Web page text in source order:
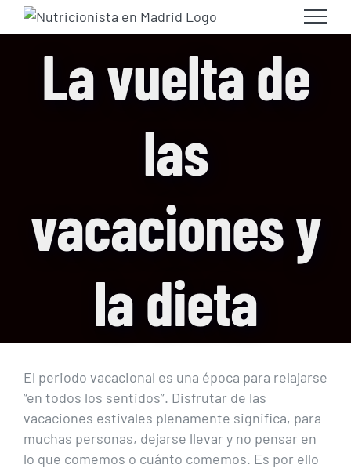
Skip
to
La vuelta de
las
vacaciones y
la dieta
El periodo vacacional es una época para relajarse
“en todos los sentidos”. Disfrutar de las
vacaciones estivales plenamente significa, para
muchas personas, dejarse llevar y no pensar en
lo que comemos o cuánto comemos. Es por ello